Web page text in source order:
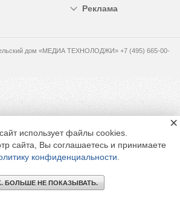
Реклама
дом «МЕДИА ТЕХНОЛОДЖИ» +7 (495) 665-00-
использует файлы cookies.
сайта, Вы соглашаетесь и принимаете
конфиденциальности
БОЛЬШЕ НЕ ПОКАЗЫВАТЬ.
×